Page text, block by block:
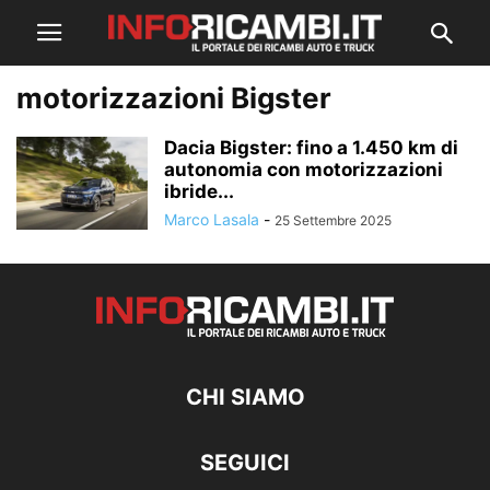
motorizzazioni Bigster
Dacia Bigster: fino a 1.450 km di
autonomia con motorizzazioni
ibride...
Marco Lasala - 25 Settembre 2025
CHI SIAMO
SEGUICI